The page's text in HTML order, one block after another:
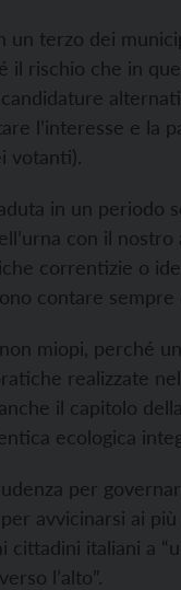
un terzo dei
il rischio che in
l’interesse e la
votanti).
in un periodo
con il nostro
correntizie o
contare
miopi, perché
realizzate
il capitolo
ecologica
per
avvicinarsi ai più
italiani a
l’alto”.